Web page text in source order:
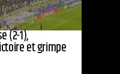
(2-1),
et grimpe